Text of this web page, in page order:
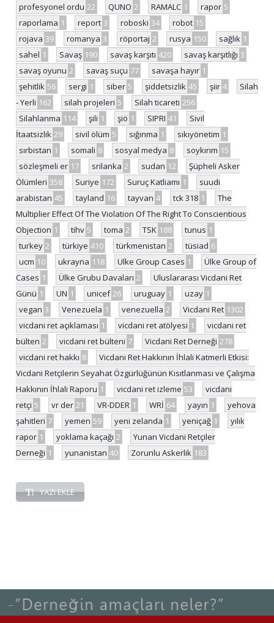
profesyonel ordu 22 QUNO 2 RAMALC 1 rapor 5
raporlama 1 report 3 roboski 34 robot 15
rojava 39 romanya 3 röportaj 2 rusya 150 sağlık 1
sahel 1 Savaş 190 savaş karşıtı 420 savaş karşıtlığı 3
savaş oyunu 2 savaş suçu 77 savaşa hayır 1
şehitlik 56 sergi 1 siber 5 şiddetsizlik 45 şiir 4
Silah
- Yerli 162 silah projeleri 5 Silah ticareti 256
Silahlanma 114 şili 1 şiö 1 SIPRI 41
Sivil
İtaatsizlik 29 sivil ölüm 5 sığınma 1 sıkıyönetim 1
sırbistan 1 somali 8 sosyal medya 8 soykırım 15
sözleşmeli er 17 srilanka 2 sudan 12
Şüpheli Asker
Ölümleri 358 Suriye 172 Suruç Katliamı 1
suudi
arabistan 45 tayland 16 tayvan 4 tck 318 1
The
Multiplier Effect Of The Violation Of The Right To Conscientious
Objection 1 tihv 5 toma 2 TSK 188 tunus 1
turkey 2 türkiye 410 türkmenistan 2 tüsiad 6
ucm 10 ukrayna 118 Ulke Group Cases 1
Ülke Group of
Cases 1 Ülke Grubu Davaları 2
Uluslararası Vicdani Ret
Günü 1 UN 1 unicef 26 uruguay 1 uzay 1
vegan 3 Venezuela 1 venezuella 2 Vicdani Ret 1302
vicdani ret açıklaması 1 vicdani ret atölyesi 1
vicdani ret
bülten 2 vicdani ret bülteni 7 Vicdani Ret Derneği 278
vicdani ret hakkı 8
Vicdani Ret Hakkının İhlali Katmerli Etkisi:
Vicdani Retçilerin Seyahat Özgürlüğünün Kısıtlanması ve Çalışma
Hakkının İhlali Raporu 1 vicdani ret izleme 53
vicdani
retçi 5 vr der 21 VR-DDER 1 WRİ 64 yayın 1
yehova
şahitleri 7 yemen 59 yeni zelanda 1 yeniçağ 1
yılık
rapor 1 yoklama kaçağı 2
Yunan Vicdani Retçiler
Derneği 1 yunanistan 40 Zorunlu Askerlik 183
YAZI EKLE